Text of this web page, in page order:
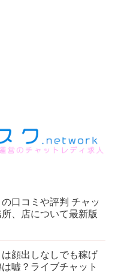
口コミや評判 チャッ
所、店について最新版
顔出しなしでも稼げ
嘘？ライブチャット